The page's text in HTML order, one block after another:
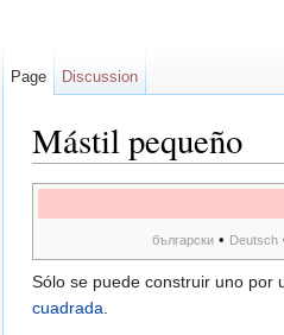
Mástil pequeño
български • Deutsch
Sólo se puede construir uno por
cuadrada.
Page Discussion